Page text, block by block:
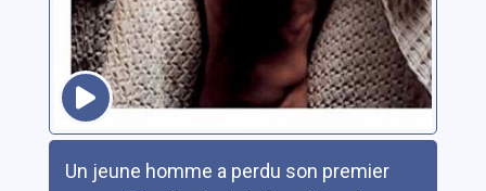
Un jeune homme a perdu son premier